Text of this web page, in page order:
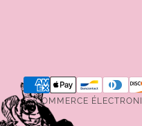
COMMERCE